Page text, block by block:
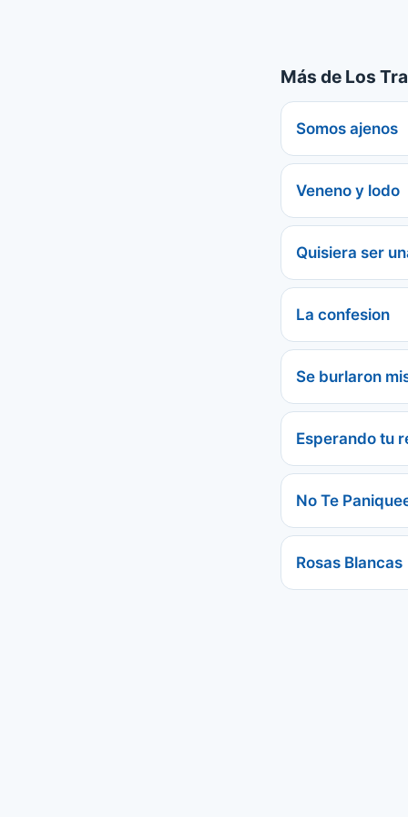
Más de Los
Somos ajenos
Veneno y lodo
Quisiera ser
La confesion
Se burlaron
Esperando tu
No Te
Rosas Blancas